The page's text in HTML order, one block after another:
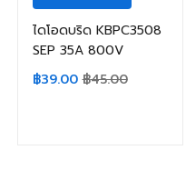
ไดโอดบริด KBPC3508
SEP 35A 800V
฿39.00 ฿45.00